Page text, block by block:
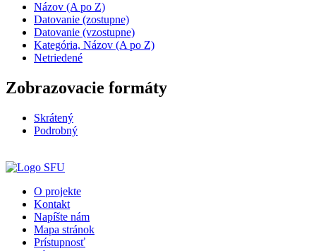
Názov (A po Z)
Datovanie (zostupne)
Datovanie (vzostupne)
Kategória, Názov (A po Z)
Netriedené
Zobrazovacie formáty
Skrátený
Podrobný
O projekte
Kontakt
Napíšte nám
Mapa stránok
Prístupnosť